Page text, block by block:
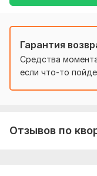
Гарантия
Средства
если что-то
Отзывов по